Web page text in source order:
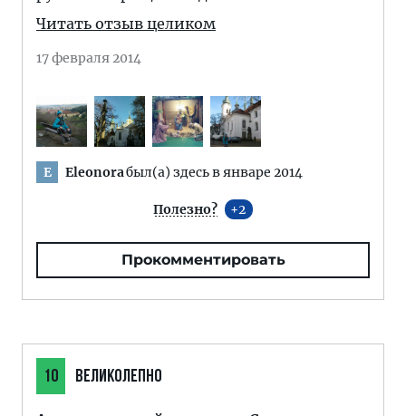
Читать отзыв целиком
17 февраля 2014
E Eleonoraбыл(а) здесь в январе 2014
Полезно? 2
Прокомментировать
10 ВЕЛИКОЛЕПНО